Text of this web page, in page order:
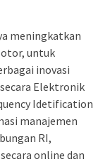
meningkatkan
untuk
inovasi
Elektronik
Idetification
manajemen
RI,
online dan